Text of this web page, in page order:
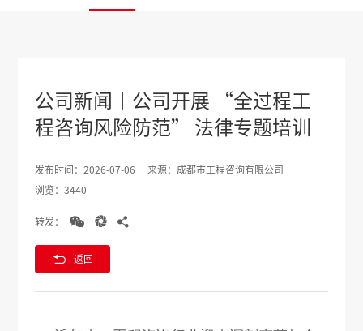
公司新闻丨公司开展 “全过程工
程咨询风险防范” 法律专题培训
发布时间：2026-07-06 来源：成都市工程咨询有限公司
浏览：3440
转发：   
 返回